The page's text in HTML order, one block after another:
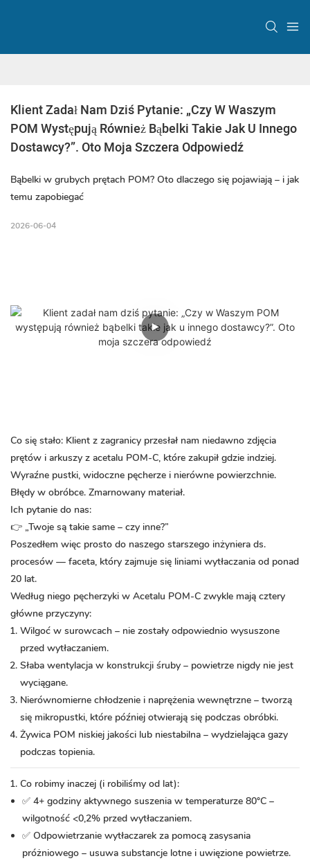
Klient Zadał Nam Dziś Pytanie: „Czy W Waszym
POM Występują Również Bąbelki Takie Jak U Innego
Dostawcy?”. Oto Moja Szczera Odpowiedź
Bąbelki w grubych prętach POM? Oto dlaczego się pojawiają – i jak
temu zapobiegać
2026-06-04
Co się stało: Klient z zagranicy przesłał nam niedawno zdjęcia
prętów i arkuszy z acetalu POM-C, które zakupił gdzie indziej.
Wyraźne pustki, widoczne pęcherze i nierówne powierzchnie.
Błędy w obróbce. Zmarnowany materiał.
Ich pytanie do nas:
👉 „Twoje są takie same – czy inne?”
Poszedłem więc prosto do naszego starszego inżyniera ds.
procesów — faceta, który zajmuje się liniami wytłaczania od ponad
20 lat.
Według niego pęcherzyki w Acetalu POM-C zwykle mają cztery
główne przyczyny:
Wilgoć w surowcach – nie zostały odpowiednio wysuszone
przed wytłaczaniem.
Słaba wentylacja w konstrukcji śruby – powietrze nigdy nie jest
wyciągane.
Nierównomierne chłodzenie i naprężenia wewnętrzne – tworzą
się mikropustki, które później otwierają się podczas obróbki.
Żywica POM niskiej jakości lub niestabilna – wydzielająca gazy
podczas topienia.
Co robimy inaczej (i robiliśmy od lat):
✅ 4+ godziny aktywnego suszenia w temperaturze 80°C –
wilgotność <0,2% przed wytłaczaniem.
✅ Odpowietrzanie wytłaczarek za pomocą zasysania
próżniowego – usuwa substancje lotne i uwięzione powietrze.